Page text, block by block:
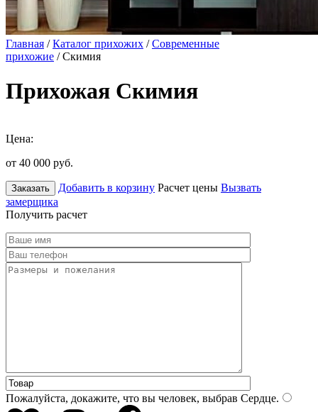
Главная /Каталог прихожих /Современные
прихожие / Скимия
Прихожая Скимия
Цена:
от 40 000 руб.
Заказать Добавить в корзину Расчет цены Вызвать
замерщика
Получить расчет
Пожалуйста, докажите, что вы человек, выбрав Сердце.